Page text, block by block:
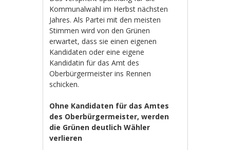
Kommunalwahl im Herbst nächsten
Jahres. Als Partei mit den meisten
Stimmen wird von den Grünen
erwartet, dass sie einen eigenen
Kandidaten oder eine eigene
Kandidatin für das Amt des
Oberbürgermeister ins Rennen
schicken.
Ohne Kandidaten für das Amtes
des Oberbürgermeister, werden
die Grünen deutlich Wähler
verlieren